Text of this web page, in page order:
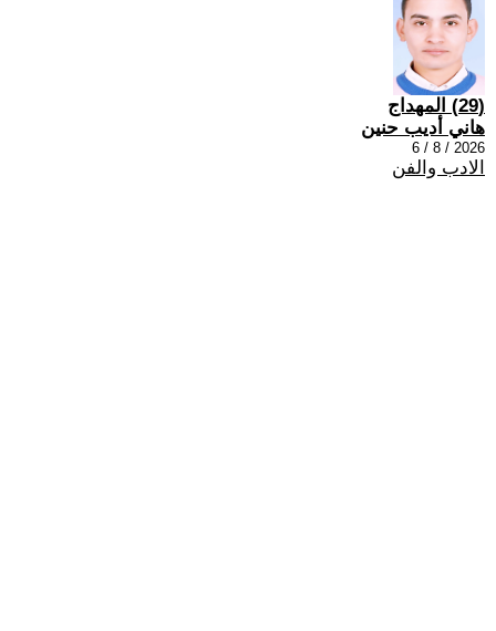
(29) المهداج
هاني أديب حنين
2026 / 8 / 6
الادب والفن